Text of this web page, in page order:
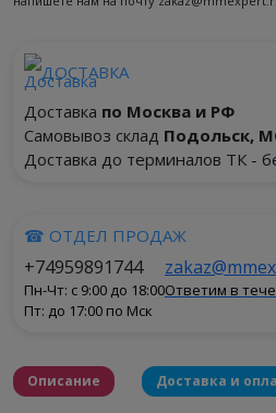
ДОСТАВКА
Доставка по Москва и РФ
Самовывоз склад Подольск,
Доставка до терминалов ТК -
☎ ОТДЕЛ ПРОДАЖ
+74959891744
Пн-Чт: с 9:00 до 18:00
Пт: до 17:00 по Мск
Ответим в
Описание Доставка и